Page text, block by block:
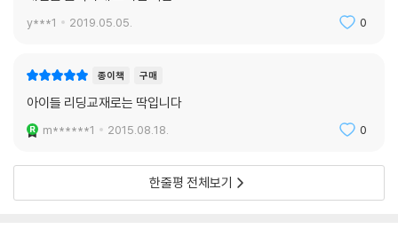
y***1 2019.05.05. 0
종이책 구매
아이들 리딩교재로는 딱입니다
m******1 2015.08.18. 0
한줄평 전체보기